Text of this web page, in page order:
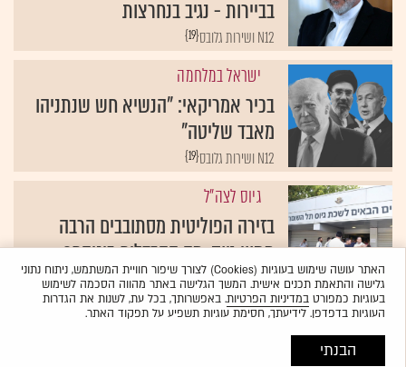
בביירות - נגיב בנחרצות
{19} N12 ושירות גלובס
ישראל במלחמה
בכיר אמריקאי: "הנשיא חש שנתניהו
מאבד שליטה"
{19} N12 ושירות גלובס
גיוס לצה"ל
בזירה הפוליטית מסתובבים הרבה
מתווי גיוס. מה ההבדלים ביניהם?
{19}צוות המשרוקית של גלובסהאתר עושה שימוש בעוגיות (Cookies) לצורך שיפור חוויית המשתמש, ניתוח נתוני
גלישה והתאמת תכנים אישית. המשך הגלישה באתר מהווה הסכמה לשימוש
בעוגיות כמפורטבמדיניות הפרטיות. באפשרותך, בכל עת, לשנות את הגדרות
העוגיות בדפדפן. לידיעתך, חסימת עוגיות תשפיע על תפקוד האתר.
הבנתי